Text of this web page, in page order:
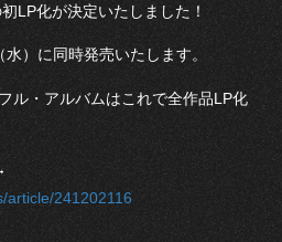
LP化が決定いたしました！
）に同時発売いたします。
ル・アルバムはこれで全作品LP化
article/241202116